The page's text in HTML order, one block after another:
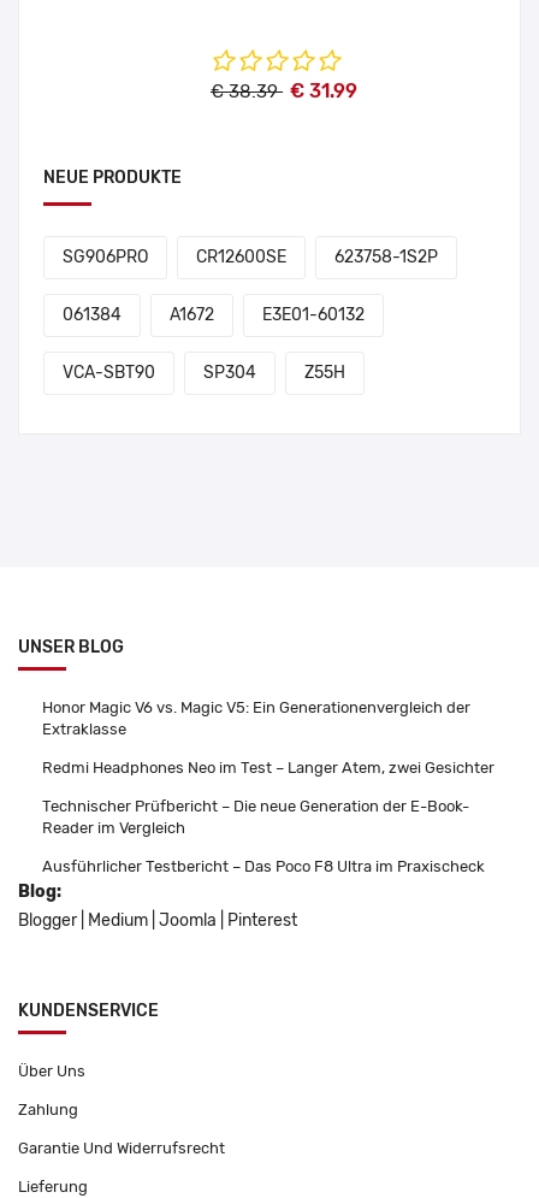
€ 38.39 € 31.99
NEUE PRODUKTE
SG906PRO CR12600SE 623758-1S2P
061384 A1672 E3E01-60132
VCA-SBT90 SP304 Z55H
UNSER BLOG
Honor Magic V6 vs. Magic V5: Ein Generationenvergleich der
Extraklasse
Redmi Headphones Neo im Test – Langer Atem, zwei Gesichter
Technischer Prüfbericht – Die neue Generation der E-Book-
Reader im Vergleich
Ausführlicher Testbericht – Das Poco F8 Ultra im Praxischeck
Blog:
Blogger
Medium Joomla Pinterest
KUNDENSERVICE
Über Uns
Zahlung
Garantie Und Widerrufsrecht
Lieferung